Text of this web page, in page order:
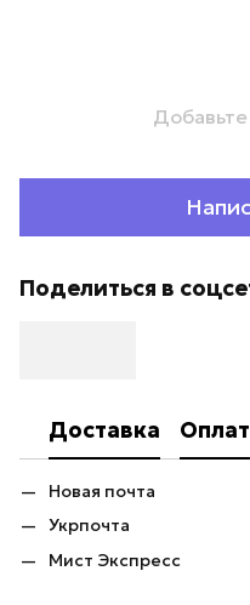
Поделиться в
Доставка
Новая почта
Укрпочта
Мист Экспресс